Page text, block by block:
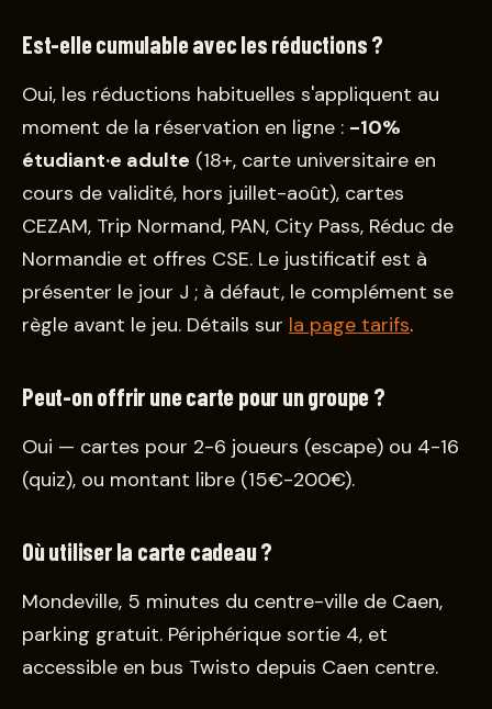
Est-elle cumulable avec les réductions ?
Oui, les réductions habituelles s'appliquent au
moment de la réservation en ligne : -10%
étudiant·e adulte (18+, carte universitaire en
cours de validité, hors juillet-août), cartes
CEZAM, Trip Normand, PAN, City Pass, Réduc de
Normandie et offres CSE. Le justificatif est à
présenter le jour J ; à défaut, le complément se
règle avant le jeu. Détails sur la page tarifs.
Peut-on offrir une carte pour un groupe ?
Oui — cartes pour 2-6 joueurs (escape) ou 4-16
(quiz), ou montant libre (15€-200€).
Où utiliser la carte cadeau ?
Mondeville, 5 minutes du centre-ville de Caen,
parking gratuit. Périphérique sortie 4, et
accessible en bus Twisto depuis Caen centre.